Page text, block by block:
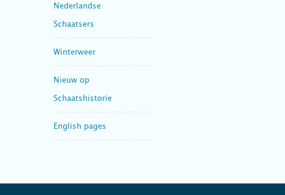
Nederlandse
Schaatsers
Winterweer
Nieuw op
Schaatshistorie
English pages